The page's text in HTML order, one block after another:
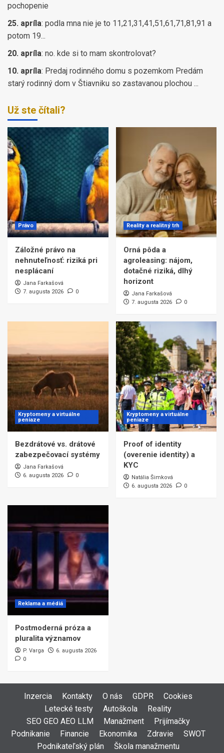
pochopenie
25. apríla: podla mna nie je to 11,21,31,41,51,61,71,81,91 a
potom 19...
20. apríla: no. kde si to mam skontrolovat?
10. apríla: Predaj rodinného domu s pozemkom Predám
starý rodinný dom v Štiavniku so zastavanou plochou ...
Už ste čítali?
Právo
Záložné právo na
nehnuteľnosť: riziká pri
nesplácaní
Jana Farkašová
7. augusta 2026
0
Reality a realitný trh
Orná pôda a
agroleasing: nájom,
dotačné riziká, dlhý
horizont
Jana Farkašová
7. augusta 2026
0
Kryptomeny a virtuálne
peniaze
Bezdrátové vs. drátové
zabezpečovací systémy
Jana Farkašová
6. augusta 2026
0
Kryptomeny a virtuálne
peniaze
Proof of identity
(overenie identity) a
KYC
Natália Šimková
6. augusta 2026
0
Reklama a médiá
Postmoderná próza a
pluralita významov
P. Varga
6. augusta 2026
0
Inzercia Kontakty O nás GDPR
Cookies
Letecké testy
Autoškola
Reality
SEO GEO AEO LLM
Manažment
Prijímačky
Podnikanie
Financie Ekonomika Zdravie
SWOT
Podnikateľský plán
Škola manažmentu